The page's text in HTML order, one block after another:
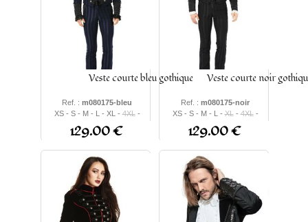
Veste courte bleu gothique
Ref. : m080175-bleu
XS - S - M - L - XL -4XL-
5XL
- 2XL - 3XL
129.00 €
Veste courte noir
Ref. : m080175-noir
XS - S - M - L -XL-4XL-
5XL
2XL - 3XL
129.00 €